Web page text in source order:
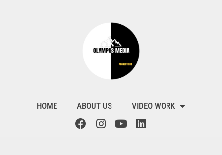
HOME ABOUT US VIDEO WORK